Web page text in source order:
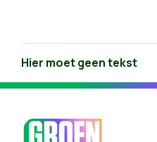
Hier moet geen tekst